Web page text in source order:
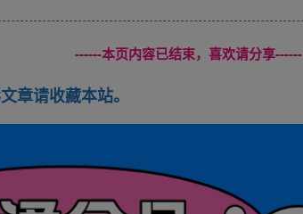
------本页内容已结束，喜欢请分享------
章请收藏本站。